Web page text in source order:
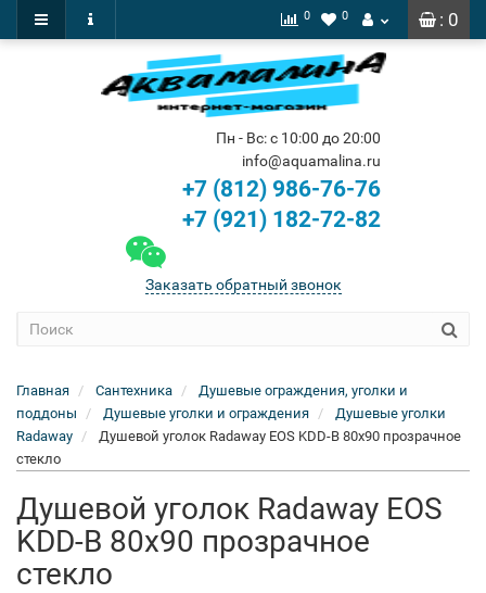
: 0
0 0
Пн - Вс: с 10:00 до 20:00
info@aquamalina.ru
+7 (812) 986-76-76
+7 (921) 182-72-82
Заказать обратный звонок
Главная Сантехника
Душевые ограждения, уголки и
поддоны
Душевые уголки и ограждения
Душевые уголки
Radaway
Душевой уголок Radaway EOS KDD-B 80x90 прозрачное
стекло
Душевой уголок Radaway EOS
KDD-B 80x90 прозрачное
стекло